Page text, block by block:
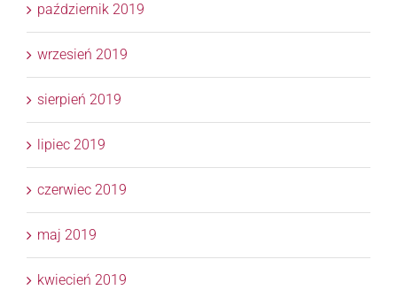
październik 2019
wrzesień 2019
sierpień 2019
lipiec 2019
czerwiec 2019
maj 2019
kwiecień 2019